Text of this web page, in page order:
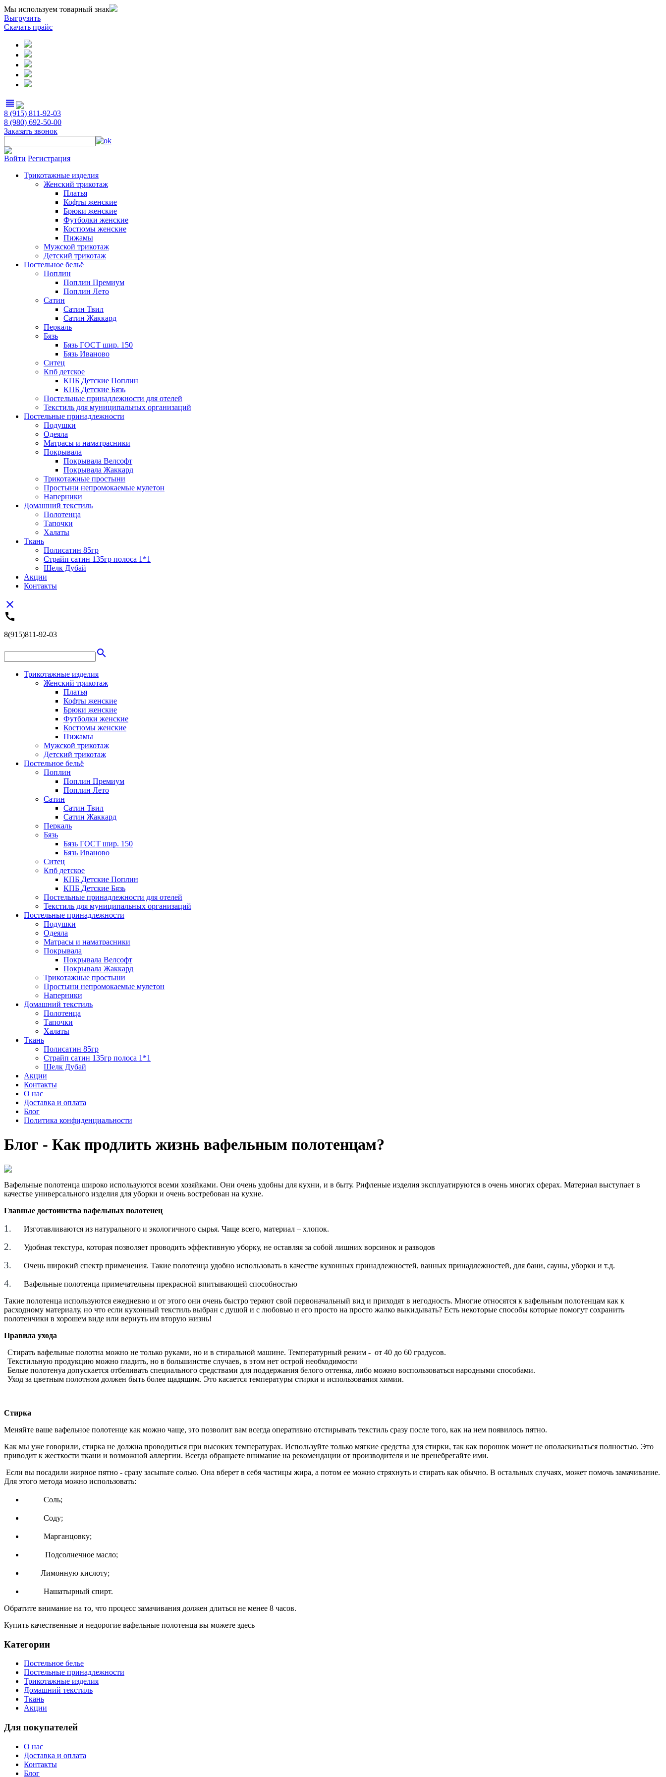
Мы используем товарный знак
Выгрузить
Скачать прайс
view_headline
8 (915) 811-92-03
8 (980) 692-50-00
Заказать звонок
Войти Регистрация
Трикотажные изделия
Женский трикотаж
Платья
Кофты женские
Брюки женские
Футболки женские
Костюмы женские
Пижамы
Мужской трикотаж
Детский трикотаж
Постельное бельё
Поплин
Поплин Премиум
Поплин Лето
Сатин
Сатин Твил
Сатин Жаккард
Перкаль
Бязь
Бязь ГОСТ шир. 150
Бязь Иваново
Ситец
Кпб детское
КПБ Детские Поплин
КПБ Детские Бязь
Постельные принадлежности для отелей
Текстиль для муниципальных организаций
Постельные принадлежности
Подушки
Одеяла
Матрасы и наматрасники
Покрывала
Покрывала Велсофт
Покрывала Жаккард
Трикотажные простыни
Простыни непромокаемые мулетон
Наперники
Домашний текстиль
Полотенца
Тапочки
Халаты
Ткань
Полисатин 85гр
Страйп сатин 135гр полоса 1*1
Шелк Дубай
Акции
Контакты
close
call
8(915)811-92-03
search
Трикотажные изделия
Женский трикотаж
Платья
Кофты женские
Брюки женские
Футболки женские
Костюмы женские
Пижамы
Мужской трикотаж
Детский трикотаж
Постельное бельё
Поплин
Поплин Премиум
Поплин Лето
Сатин
Сатин Твил
Сатин Жаккард
Перкаль
Бязь
Бязь ГОСТ шир. 150
Бязь Иваново
Ситец
Кпб детское
КПБ Детские Поплин
КПБ Детские Бязь
Постельные принадлежности для отелей
Текстиль для муниципальных организаций
Постельные принадлежности
Подушки
Одеяла
Матрасы и наматрасники
Покрывала
Покрывала Велсофт
Покрывала Жаккард
Трикотажные простыни
Простыни непромокаемые мулетон
Наперники
Домашний текстиль
Полотенца
Тапочки
Халаты
Ткань
Полисатин 85гр
Страйп сатин 135гр полоса 1*1
Шелк Дубай
Акции
Контакты
О нас
Доставка и оплата
Блог
Политика конфиденциальности
Блог - Как продлить жизнь вафельным полотенцам?
Вафельные полотенца широко используются всеми хозяйками. Они очень удобны для кухни, и в быту. Рифленые изделия эксплуатируются в очень многих сферах. Материал выступает в
качестве универсального изделия для уборки и очень востребован на кухне.
Главные достоинства вафельных полотенец
1. Изготавливаются из натурального и экологичного сырья. Чаще всего, материал – хлопок.
2. Удобная текстура, которая позволяет проводить эффективную уборку, не оставляя за собой лишних ворсинок и разводов
3. Очень широкий спектр применения. Такие полотенца удобно использовать в качестве кухонных принадлежностей, ванных принадлежностей, для бани, сауны, уборки и т.д.
4.
Вафельные полотенца примечательны прекрасной впитывающей способностью
Такие полотенца используются ежедневно и от этого они очень быстро теряют свой первоначальный вид и приходят в негодность. Многие относятся к вафельным полотенцам как к
расходному материалу, но что если кухонный текстиль выбран с душой и с любовью и его просто на просто жалко выкидывать? Есть некоторые способы которые помогут сохранить
полотенчики в хорошем виде или вернуть им вторую жизнь!
Правила ухода
Стирать вафельные полотна можно не только руками, но и в стиральной машине. Температурный режим - от 40 до 60 градусов.
Текстильную продукцию можно гладить, но в большинстве случаев, в этом нет острой необходимости
Белые полотенуа допускается отбеливать специального средствами для поддержания белого оттенка, либо можно воспользоваться народными способами.
Уход за цветным полотном должен быть более щадящим. Это касается температуры стирки и использования химии.
Стирка
Меняйте ваше вафельное полотенце как можно чаще, это позволит вам всегда оперативно отстирывать текстиль сразу после того, как на нем появилось пятно.
Как мы уже говорили, стирка не должна проводиться при высоких температурах. Используйте только мягкие средства для стирки, так как порошок может не ополаскиваться полностью. Это
приводит к жесткости ткани и возможной аллергии. Всегда обращаете внимание на рекомендации от производителя и не пренебрегайте ими.
Если вы посадили жирное пятно - сразу засыпьте солью. Она вберет в себя частицы жира, а потом ее можно стряхнуть и стирать как обычно. В остальных случаях, может помочь замачивание.
Для этого метода можно использовать:
Соль;
Соду;
Марганцовку;
Подсолнечное масло;
Лимонную кислоту;
Нашатырный спирт.
Обратите внимание на то, что процесс замачивания должен длиться не менее 8 часов.
Купить качественные и недорогие вафельные полотенца вы можете здесь
Категории
Постельное белье
Постельные принадлежности
Трикотажные изделия
Домашний текстиль
Ткань
Акции
Для покупателей
О нас
Доставка и оплата
Контакты
Блог